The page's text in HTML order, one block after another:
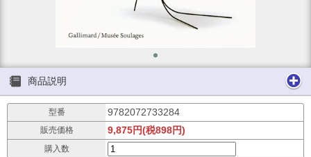
商品説明
型番 9782072733284
販売価格 9,875円(税898円)
購入数